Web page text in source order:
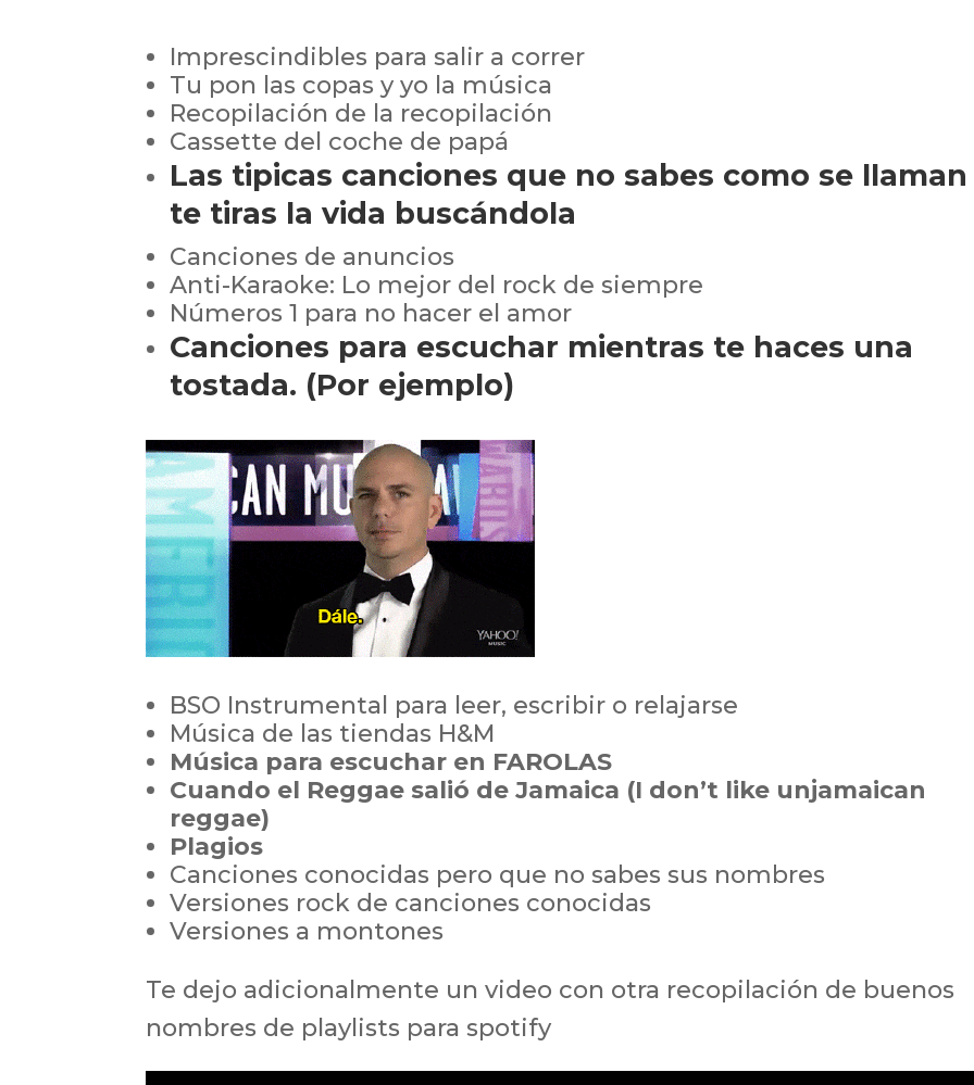
Imprescindibles para salir a correr
Tu pon las copas y yo la música
Recopilación de la recopilación
Cassette del coche de papá
Las tipicas canciones que no sabes como se llaman
te tiras la vida buscándola
Canciones de anuncios
Anti-Karaoke: Lo mejor del rock de siempre
Números 1 para no hacer el amor
Canciones para escuchar mientras te haces una
tostada. (Por ejemplo)
BSO Instrumental para leer, escribir o relajarse
Música de las tiendas H&M
Música para escuchar en FAROLAS
Cuando el Reggae salió de Jamaica (I don’t like unjamaican
reggae)
Plagios
Canciones conocidas pero que no sabes sus nombres
Versiones rock de canciones conocidas
Versiones a montones
Te dejo adicionalmente un video con otra recopilación de buenos
nombres de playlists para spotify